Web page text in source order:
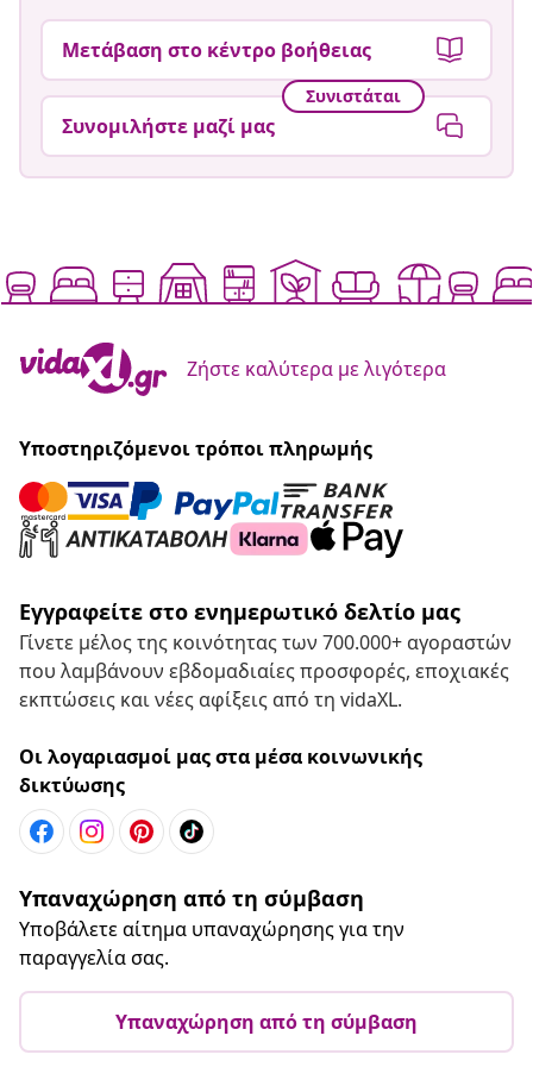
Μετάβαση στο κέντρο βοήθειας
Συνιστάται
Συνομιλήστε μαζί μας
Ζήστε καλύτερα με λιγότερα
Υποστηριζόμενοι τρόποι πληρωμής
Εγγραφείτε στο ενημερωτικό δελτίο μας
Γίνετε μέλος της κοινότητας των 700.000+ αγοραστών
που λαμβάνουν εβδομαδιαίες προσφορές, εποχιακές
εκπτώσεις και νέες αφίξεις από τη vidaXL.
Οι λογαριασμοί μας στα μέσα κοινωνικής
δικτύωσης
Υπαναχώρηση από τη σύμβαση
Υποβάλετε αίτημα υπαναχώρησης για την
παραγγελία σας.
Υπαναχώρηση από τη σύμβαση